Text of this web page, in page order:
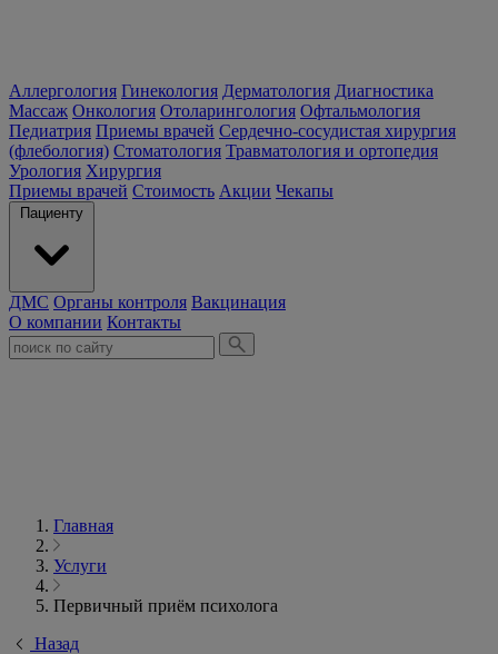
Аллергология Гинекология Дерматология Диагностика
Массаж Онкология Отоларингология Офтальмология
Педиатрия Приемы врачей Сердечно-сосудистая хирургия
(флебология) Стоматология Травматология и ортопедия
Урология Хирургия
Приемы врачей Стоимость Акции Чекапы
Пациенту
ДМС Органы контроля Вакцинация
О компании Контакты
Главная
Услуги
Первичный приём психолога
Назад